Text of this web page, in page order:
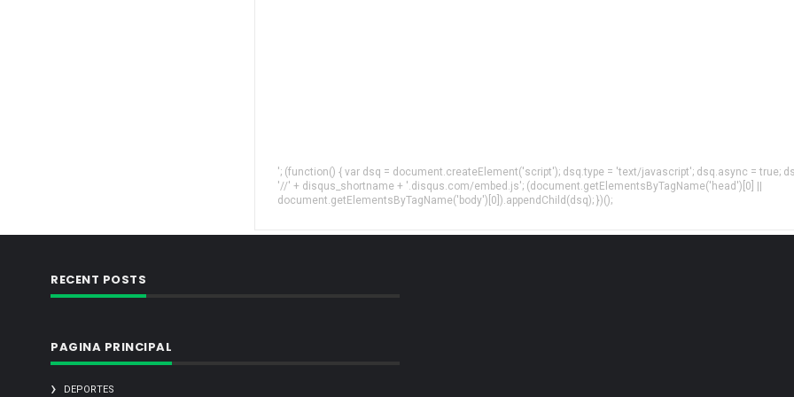
'; (function() { var dsq = document.createElement('script'); dsq.type = 'text/javascript'; dsq.async = true;
'//' + disqus_shortname + '.disqus.com/embed.js'; (document.getElementsByTagName('head')[0] ||
document.getElementsByTagName('body')[0]).appendChild(dsq); })();
RECENT POSTS
PAGINA PRINCIPAL
DEPORTES